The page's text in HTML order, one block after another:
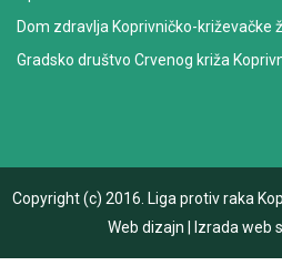
Dom zdravlja Koprivničko-križevačke
Gradsko društvo Crvenog križa
Copyright (c) 2016. Liga protiv raka
Web dizajn
Izrada web